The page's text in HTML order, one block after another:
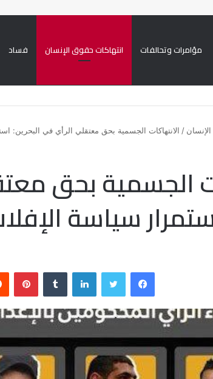
مؤامرات وتحالفات انتهاكات حقوق الإنسان فساد
/ الانتهاكات الجسمية بحق معتقلي الرأي في البحرين:
الجسمية بحق
سياسة
فيسبوك لينكدإن بينتيريست